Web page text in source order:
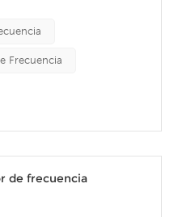
que impulsan el
de la energía y la
l...
Frecuencia
de frecuencia